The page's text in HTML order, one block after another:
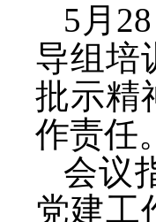
5月28
导组培
批示精
作责任
会议
党建工